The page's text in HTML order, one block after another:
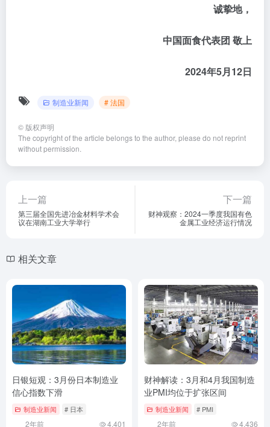
诚挚地，
中国面食代表团 敬上
2024年5月12日
制造业新闻 # 法国
© 版权声明
The copyright of the article belongs to the author, please do not reprint
without permission.
上一篇
第三届全国先进冶金材料学术会
议在湖南工业大学举行
下一篇
财神观察：2024一季度我国有色
金属工业经济运行情况
相关文章
日银短观：3月份日本制造业
信心指数下滑
制造业新闻 # 日本
2年前 4,401
财神解读：3月和4月我国制造
业PMI均位于扩张区间
制造业新闻 # PMI
2年前 4,436